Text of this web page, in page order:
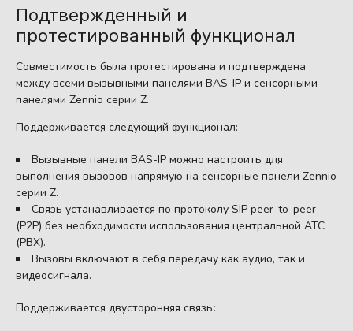
Подтвержденный и
протестированный функционал
Совместимость была протестирована и подтверждена
между всеми вызывными панелями BAS-IP и сенсорными
панелями Zennio серии Z.
Поддерживается следующий функционал:
Вызывные панели BAS-IP можно настроить для
выполнения вызовов напрямую на сенсорные панели Zennio
серии Z.
Связь устанавливается по протоколу SIP peer-to-peer
(P2P) без необходимости использования центральной АТС
(PBX).
Вызовы включают в себя передачу как аудио, так и
видеосигнала.
Поддерживается двусторонняя связь: